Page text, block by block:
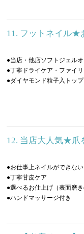
11. フットネイル★
●当店・他店ソフトジェル
●丁寧ドライケア・ファイ
●ダイヤモンド粒子入トッ
12. 当店大人気★爪
●お仕事上ネイルができな
●丁寧甘皮ケア
●選べるお仕上げ（表面磨
●ハンドマッサージ付き